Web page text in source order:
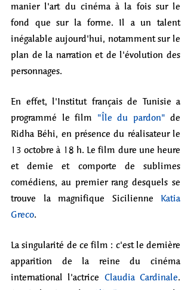
manier l'art du cinéma à la fois sur le
fond que sur la forme. Il a un talent
inégalable aujourd'hui, notamment sur le
plan de la narration et de l'évolution des
personnages.
En effet, l'Institut français de Tunisie a
programmé le film "Île du pardon" de
Ridha Béhi, en présence du réalisateur le
13 octobre à 18 h. Le film dure une heure
et demie et comporte de sublimes
comédiens, au premier rang desquels se
trouve la magnifique Sicilienne Katia
Greco.
La singularité de ce film : c'est le dernière
apparition de la reine du cinéma
international l'actrice Claudia Cardinale.